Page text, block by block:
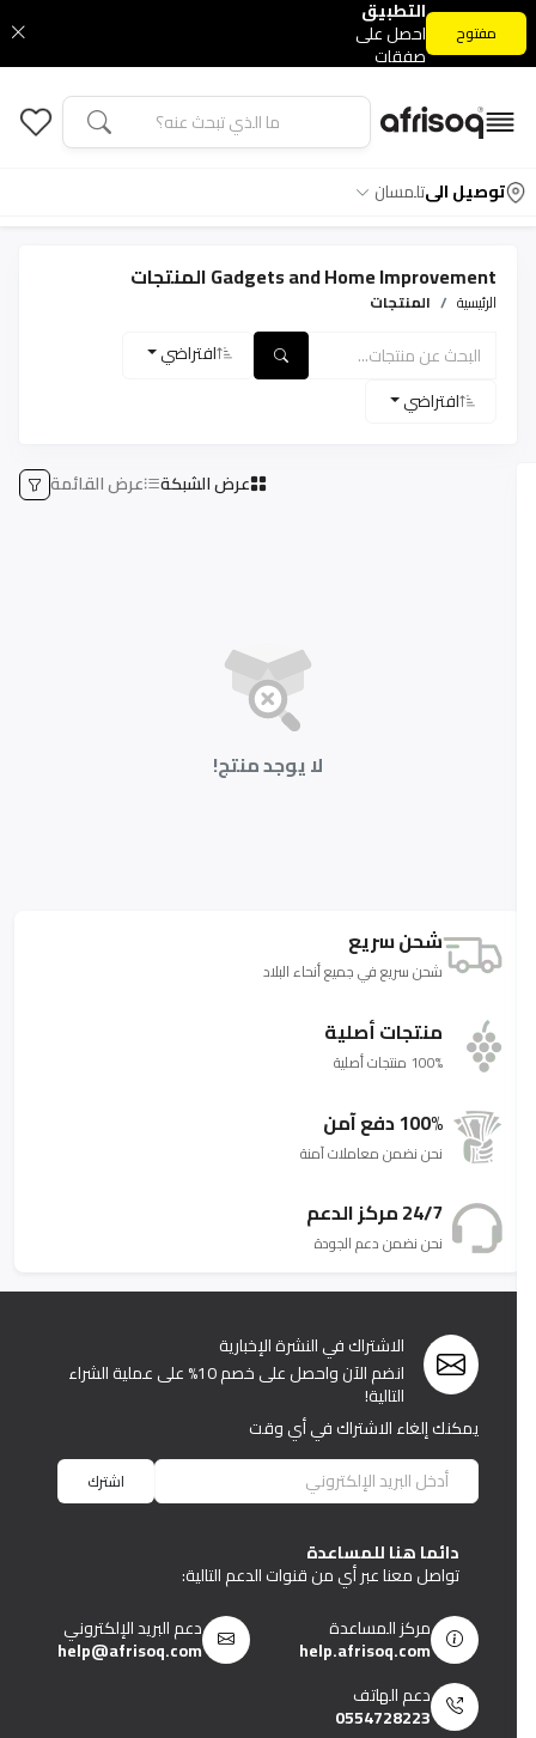
التطبيق
احصل على
صفقات
الحصرية
مفتوح
توصيل الىتلمسان
Gadgets and Home Improvement المنتجات
الرئيسية المنتجات
افتراضي
افتراضي
عرض الشبكة عرض القائمة
لا يوجد منتج!
شحن سريع
شحن سريع في جميع أنحاء البلاد
منتجات أصلية
100% منتجات أصلية
100% دفع آمن
نحن نضمن معاملات آمنة
24/7 مركز الدعم
نحن نضمن دعم الجودة
الاشتراك في النشرة الإخبارية
انضم الآن واحصل على خصم 10% على عملية الشراء
التالية!
يمكنك إلغاء الاشتراك في أي وقت
اشترك
دائما هنا للمساعدة
تواصل معنا عبر أي من قنوات الدعم التالية:
مركز المساعدة
help.afrisoq.com
دعم البريد الإلكتروني
help@afrisoq.com
دعم الهاتف
0554728223